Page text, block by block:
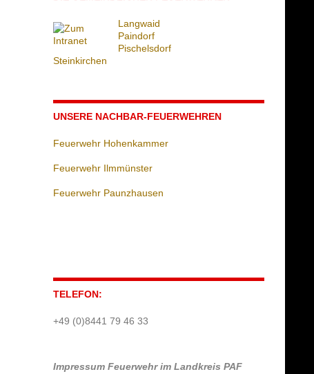
Langwaid
Paindorf
Pischelsdorf
Steinkirchen
UNSERE NACHBAR-FEUERWEHREN
Feuerwehr Hohenkammer
Feuerwehr Ilmmünster
Feuerwehr Paunzhausen
TELEFON:
+49 (0)8441 79 46 33
Impressum Feuerwehr im Landkreis PAF